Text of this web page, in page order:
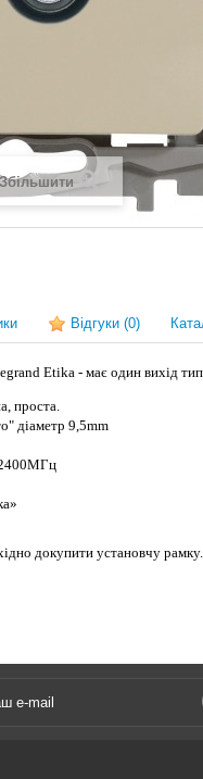
Збільшити
Відгуки (0)
Etika - має один вихід
проста.
діаметр 9,5mm
2400МГц
докупити установчу рамку.